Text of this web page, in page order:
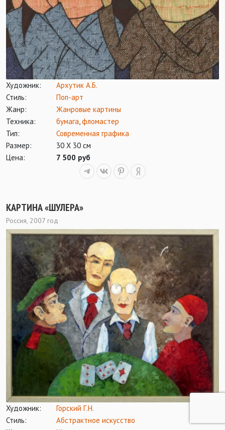
Художник:
Архутик А.Б.
Стиль:
Поп-арт
Жанр:
Жанровые картины
Техника:
бумага фломастер
Тип:
Современная графика
Размер:
30 Х 30 см
Цена:
7 500 руб
КАРТИНА «ШУЛЕРА»
Россия, 2007 год
Художник:
Горский Г.Н.
Стиль:
Абстрактное искусство